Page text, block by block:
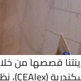
قصصها من خلال